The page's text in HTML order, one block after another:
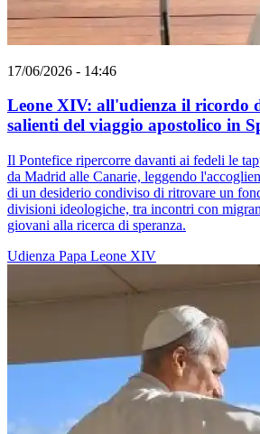
17/06/2026 - 14:46
Leone XIV: all'udienza il ricordo
salienti del viaggio apostolico in
Il Pontefice ripercorre davanti ai fedeli le
da Madrid alle Canarie, leggendo
di un desiderio condiviso di ritrovare un
divisioni ideologiche, tra incontri con
giovani alla ricerca di speranza.
Udienza Papa Leone XIV